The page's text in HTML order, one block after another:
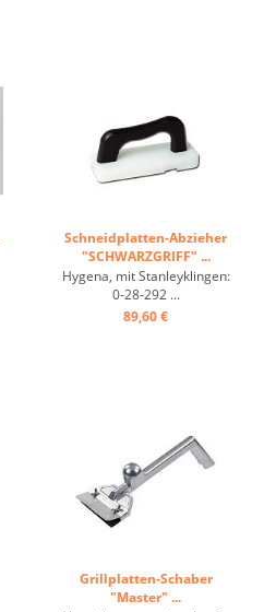
Schneidplatten-Abzieher
"SCHWARZGRIFF" ...
Hygena, mit Stanleyklingen:
0-28-292 ...
89,60 €
Grillplatten-Schaber
"Master" ...